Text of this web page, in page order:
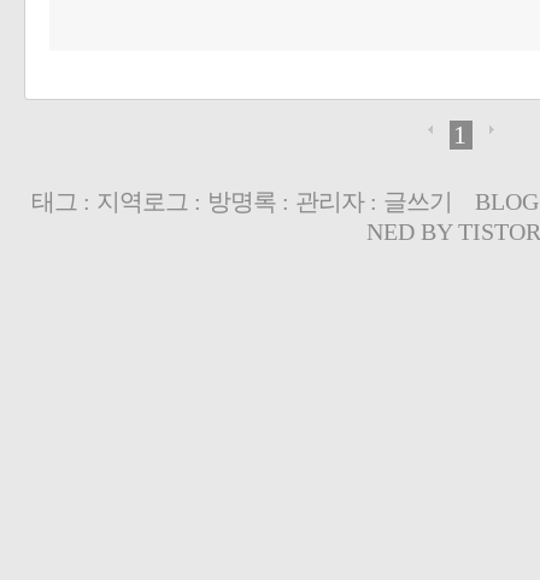
1
태그 : 지역로그 : 방명록: 관리자: 글쓰기
NED BY